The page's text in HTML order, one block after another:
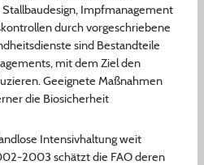
Stallbaudesign, Impfmanagement
durch vorgeschriebene
sind Bestandteile
mit dem Ziel den
Geeignete Maßnahmen
die Biosicherheit
Intensivhaltung weit
2003 schätzt die FAO deren